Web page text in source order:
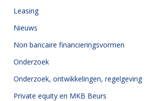
Leasing
Nieuws
Non bancaire financieringsvormen
Onderzoek
Onderzoek, ontwikkelingen, regelgeving
Private equity en MKB Beurs